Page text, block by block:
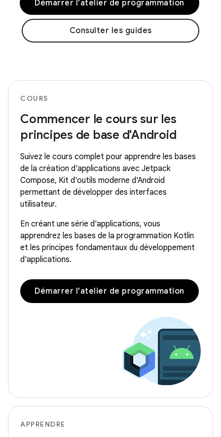
Démarrer l'atelier de programmation
Consulter les guides
COURS
Commencer le cours sur les
principes de base d'Android
Suivez le cours complet pour apprendre les bases
de la création d'applications avec Jetpack
Compose, Kit d'outils moderne d'Android
permettant de développer des interfaces
utilisateur.
En créant une série d'applications, vous
apprendrez les bases de la programmation Kotlin
et les principes fondamentaux du développement
d'applications.
Démarrer l'atelier de programmation
APPRENDRE